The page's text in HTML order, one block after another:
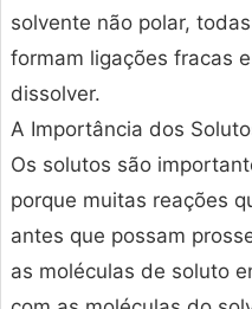
solvente não polar,
formam ligações fracas
dissolver.
A Importância dos
Os solutos são
porque muitas reações
antes que possam
as moléculas de soluto